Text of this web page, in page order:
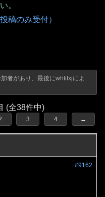
。
稿のみ受付）
者があり、最後にwhtifxjによ
(全38件中)
3 4 →
#9162